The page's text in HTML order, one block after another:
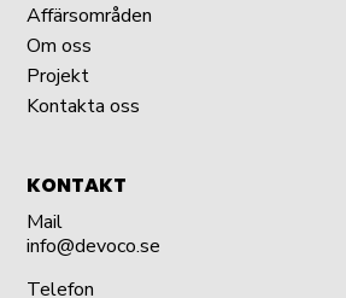
Affärsområden
Om oss
Projekt
Kontakta oss
KONTAKT
Mail
info@devoco.se
Telefon